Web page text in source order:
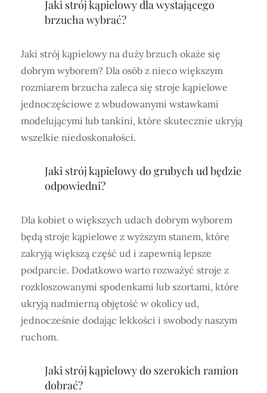
Jaki strój kąpielowy dla wystającego
brzucha wybrać?
Jaki strój kąpielowy na duży brzuch okaże się
dobrym wyborem? Dla osób z nieco większym
rozmiarem brzucha zaleca się stroje kąpielowe
jednoczęściowe z wbudowanymi wstawkami
modelującymi lub tankini, które skutecznie ukryją
wszelkie niedoskonałości.
Jaki strój kąpielowy do grubych ud będzie
odpowiedni?
Dla kobiet o większych udach dobrym wyborem
będą stroje kąpielowe z wyższym stanem, które
zakryją większą część ud i zapewnią lepsze
podparcie. Dodatkowo warto rozważyć stroje z
rozkloszowanymi spodenkami lub szortami, które
ukryją nadmierną objętość w okolicy ud,
jednocześnie dodając lekkości i swobody naszym
ruchom.
Jaki strój kąpielowy do szerokich ramion
dobrać?